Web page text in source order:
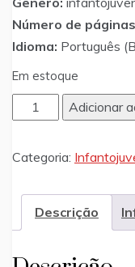
Número de
Idioma: Português
Em estoque
árvore
vestidos
quantidade
Adicionar
Categoria:
Descrição